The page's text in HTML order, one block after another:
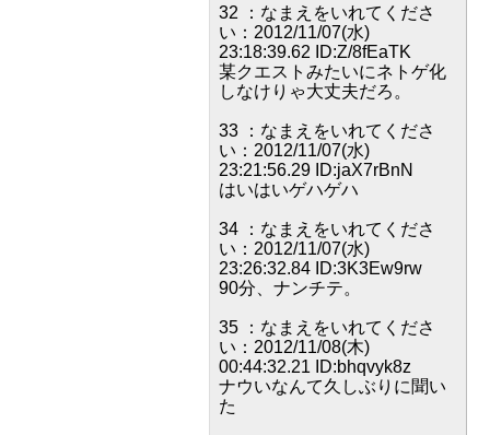
32 ：なまえをいれてくださ
い：2012/11/07(水)
23:18:39.62 ID:Z/8fEaTK
某クエストみたいにネトゲ化
しなけりゃ大丈夫だろ。
33 ：なまえをいれてくださ
い：2012/11/07(水)
23:21:56.29 ID:jaX7rBnN
はいはいゲハゲハ
34 ：なまえをいれてくださ
い：2012/11/07(水)
23:26:32.84 ID:3K3Ew9rw
90分、ナンチテ。
35 ：なまえをいれてくださ
い：2012/11/08(木)
00:44:32.21 ID:bhqvyk8z
ナウいなんて久しぶりに聞い
た